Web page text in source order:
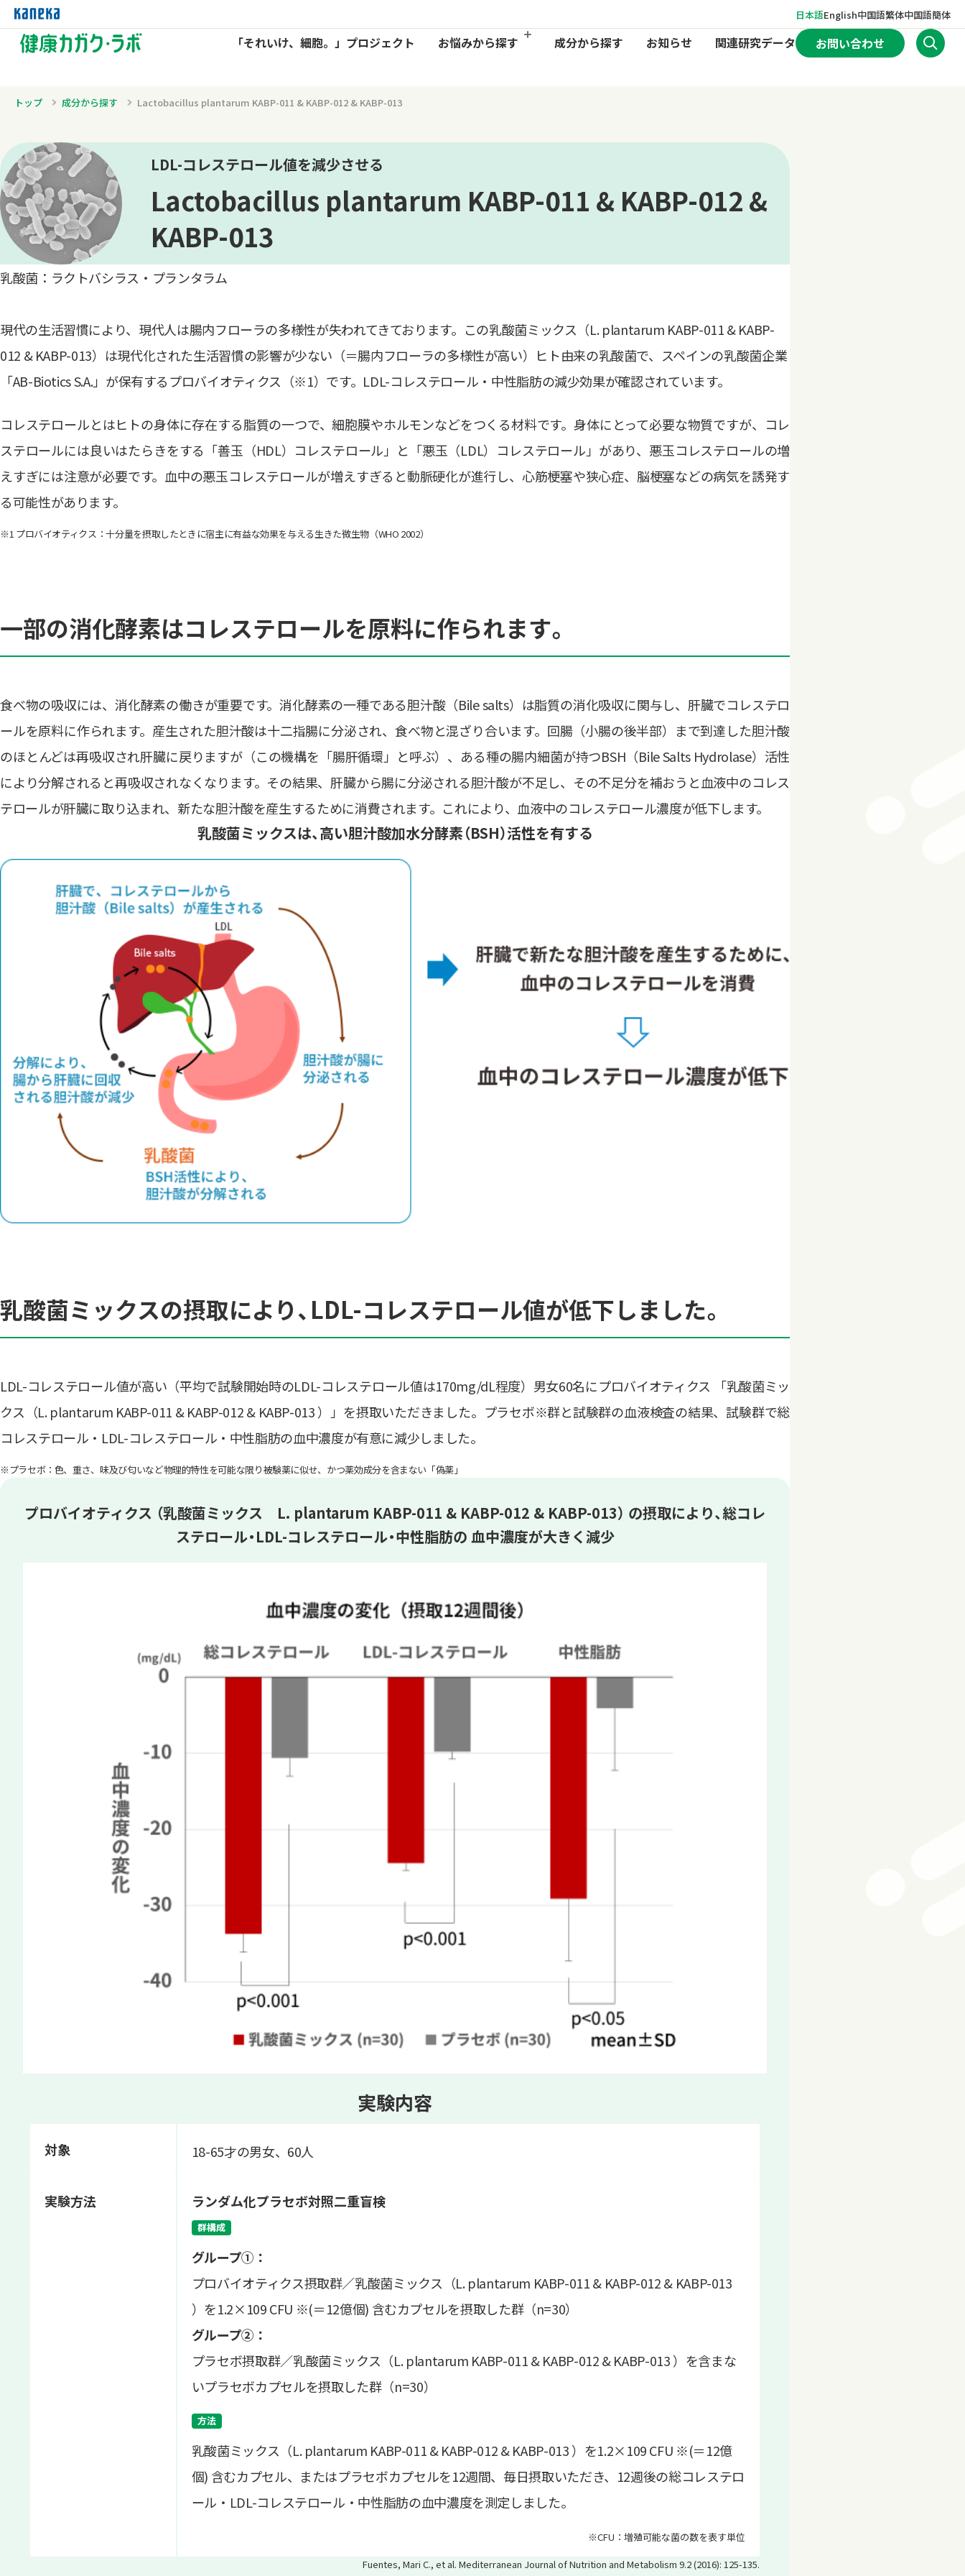
日本語English中国語繁体中国語簡体
「それいけ、細胞。」 プロジェクト お悩みから探す 成分から探す お知らせ 関連研究データ お問い合わせ
トップ 成分から探す Lactobacillus plantarum KABP-011 & KABP-012 & KABP-013
LDL-コレステロール値を減少させる
Lactobacillus plantarum KABP-011 & KABP-012 &
KABP-013
乳酸菌：ラクトバシラス・プランタラム
現代の生活習慣により、現代人は腸内フローラの多様性が失われてきております。この乳酸菌ミックス（L. plantarum KABP-011 & KABP-
012 & KABP-013）は現代化された生活習慣の影響が少ない（＝腸内フローラの多様性が高い）ヒト由来の乳酸菌で、スペインの乳酸菌企業
「AB-Biotics S.A.」が保有するプロバイオティクス（※1）です。LDL-コレステロール・中性脂肪の減少効果が確認されています。
コレステロールとはヒトの身体に存在する脂質の一つで、細胞膜やホルモンなどをつくる材料です。身体にとって必要な物質ですが、コレ
ステロールには良いはたらきをする「善玉（HDL）コレステロール」と「悪玉（LDL）コレステロール」があり、悪玉コレステロールの増
えすぎには注意が必要です。血中の悪玉コレステロールが増えすぎると動脈硬化が進行し、心筋梗塞や狭心症、脳梗塞などの病気を誘発す
る可能性があります。
※1 プロバイオティクス：十分量を摂取したときに宿主に有益な効果を与える生きた微生物（WHO 2002）
一部の消化酵素はコレステロールを原料に作られます。
食べ物の吸収には、消化酵素の働きが重要です。消化酵素の一種である胆汁酸（Bile salts）は脂質の消化吸収に関与し、肝臓でコレステロ
ールを原料に作られます。産生された胆汁酸は十二指腸に分泌され、食べ物と混ざり合います。回腸（小腸の後半部）まで到達した胆汁酸
のほとんどは再吸収され肝臓に戻りますが（この機構を「腸肝循環」と呼ぶ）、ある種の腸内細菌が持つBSH（Bile Salts Hydrolase）活性
により分解されると再吸収されなくなります。その結果、肝臓から腸に分泌される胆汁酸が不足し、その不足分を補おうと血液中のコレス
テロールが肝臓に取り込まれ、新たな胆汁酸を産生するために消費されます。これにより、血液中のコレステロール濃度が低下します。
乳酸菌ミックスは、高い胆汁酸加水分酵素（BSH）活性を有する
乳酸菌ミックスの摂取により、LDL-コレステロール値が低下しました。
LDL-コレステロール値が高い（平均で試験開始時のLDL-コレステロール値は170mg/dL程度）男女60名にプロバイオティクス 「乳酸菌ミッ
クス（L. plantarum KABP-011 & KABP-012 & KABP-013 ）」を摂取いただきました。プラセボ※群と試験群の血液検査の結果、試験群で総
コレステロール・LDL-コレステロール・中性脂肪の血中濃度が有意に減少しました。
※プラセボ：色、重さ、味及び匂いなど物理的特性を可能な限り被験薬に似せ、かつ薬効成分を含まない「偽薬」
プロバイオティクス （乳酸菌ミックス L. plantarum KABP-011 & KABP-012 & KABP-013） の摂取により、総コレ
ステロール・LDL-コレステロール・中性脂肪の 血中濃度が大きく減少
実験内容
対象 18-65才の男女、60人
実験方法 ランダム化プラセボ対照二重盲検
群構成
グループ①：
プロバイオティクス摂取群／乳酸菌ミックス（L. plantarum KABP-011 & KABP-012 & KABP-013
）を1.2×109 CFU ※(＝12億個) 含むカプセルを摂取した群（n=30）
グループ②：
プラセボ摂取群／乳酸菌ミックス（L. plantarum KABP-011 & KABP-012 & KABP-013 ）を含まな
いプラセボカプセルを摂取した群（n=30）
方法
乳酸菌ミックス（L. plantarum KABP-011 & KABP-012 & KABP-013 ）を1.2×109 CFU ※(＝12億
個) 含むカプセル、またはプラセボカプセルを12週間、毎日摂取いただき、12週後の総コレステロ
ール・LDL-コレステロール・中性脂肪の血中濃度を測定しました。
※CFU：増殖可能な菌の数を表す単位
Fuentes, Mari C., et al. Mediterranean Journal of Nutrition and Metabolism 9.2 (2016): 125-135.